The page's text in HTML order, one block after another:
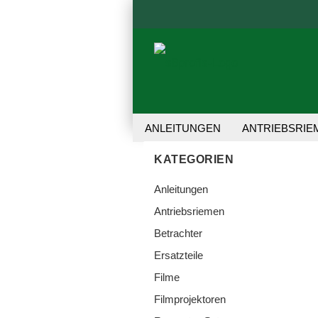
ANLEITUNGEN
REPARATUR-SET
KATEGORIEN
Anleitungen
Antriebsriemen
Betrachter
Ersatzteile
Filme
Filmprojektoren